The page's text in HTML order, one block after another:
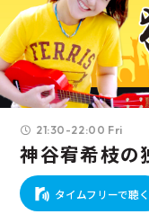
21:30-22:00 Fri
神谷宥希枝の
タイムフリーで聴く